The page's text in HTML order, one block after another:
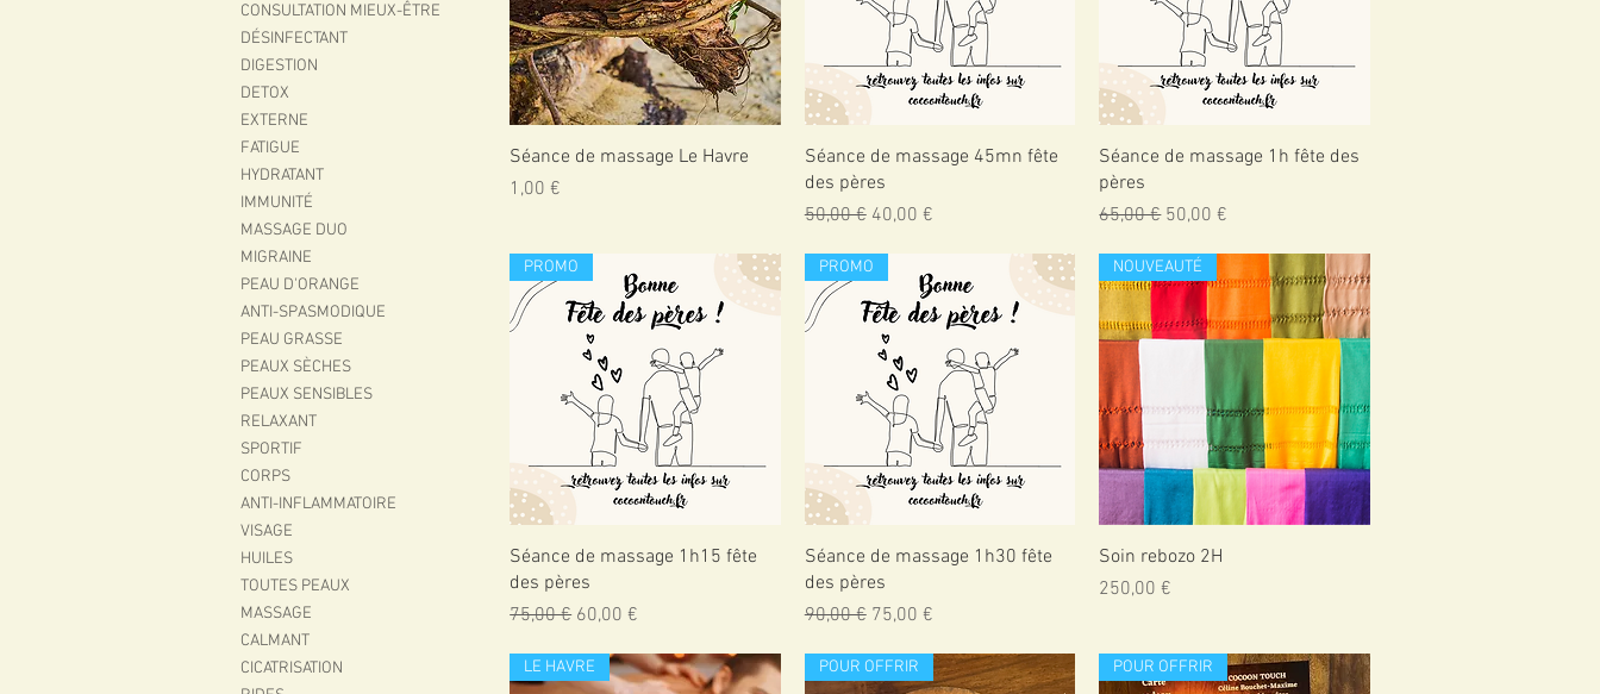
CONSULTATION MIEUX-ÊTRE
DÉSINFECTANT
DIGESTION
DETOX
EXTERNE
FATIGUE
HYDRATANT
IMMUNITÉ
MASSAGE DUO
MIGRAINE
PEAU D'ORANGE
ANTI-SPASMODIQUE
PEAU GRASSE
PEAUX SÈCHES
PEAUX SENSIBLES
RELAXANT
SPORTIF
CORPS
ANTI-INFLAMMATOIRE
VISAGE
HUILES
TOUTES PEAUX
MASSAGE
CALMANT
CICATRISATION
Aperçu rapide
Séance de massage Le Havre
Prix
1,00 €
Aperçu rapide
Séance de massage 45mn fête
des pères
Prix original
50,00 € Prix promotionnel
40,00 €
Aperçu rapide
Séance de massage 1h fête des
pères
Prix original
65,00 € Prix promotionnel
50,00 €
Aperçu rapide
PROMO
Séance de massage 1h15 fête
des pères
Prix original
75,00 € Prix promotionnel
60,00 €
Aperçu rapide
PROMO
Séance de massage 1h30 fête
des pères
Prix original
90,00 € Prix promotionnel
75,00 €
Aperçu rapide
NOUVEAUTÉ
Soin rebozo 2H
Prix
250,00 €
LE HAVRE POUR OFFRIR POUR OFFRIR